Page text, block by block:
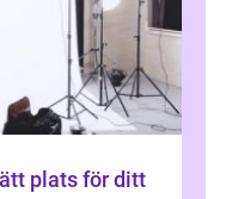
plats för ditt